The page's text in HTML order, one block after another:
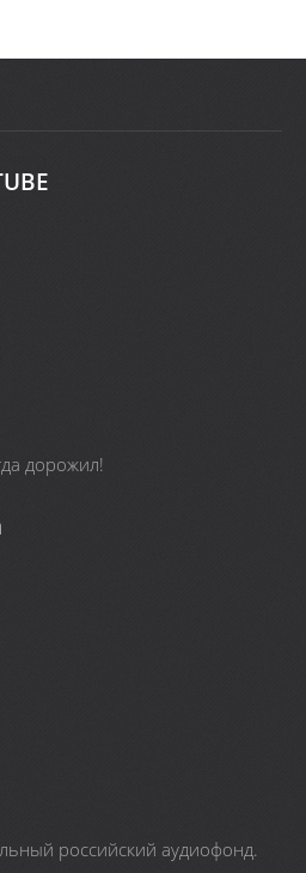
дорожил!
российский аудиофонд.